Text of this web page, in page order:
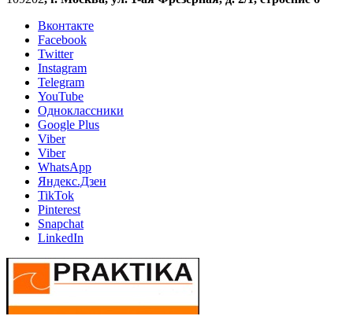
Вконтакте
Facebook
Twitter
Instagram
Telegram
YouTube
Одноклассники
Google Plus
Viber
Viber
WhatsApp
Яндекс.Дзен
TikTok
Pinterest
Snapchat
LinkedIn